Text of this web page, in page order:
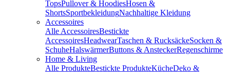
TopsPullover & HoodiesHosen &
ShortsSportbekleidungNachhaltige Kleidung
Accessoires
Alle AccessoiresBestickte
AccessoiresHeadwearTaschen & RucksäckeSocken &
SchuheHalswärmerButtons & AnsteckerRegenschirme
Home & Living
Alle ProdukteBestickte ProdukteKücheDeko &